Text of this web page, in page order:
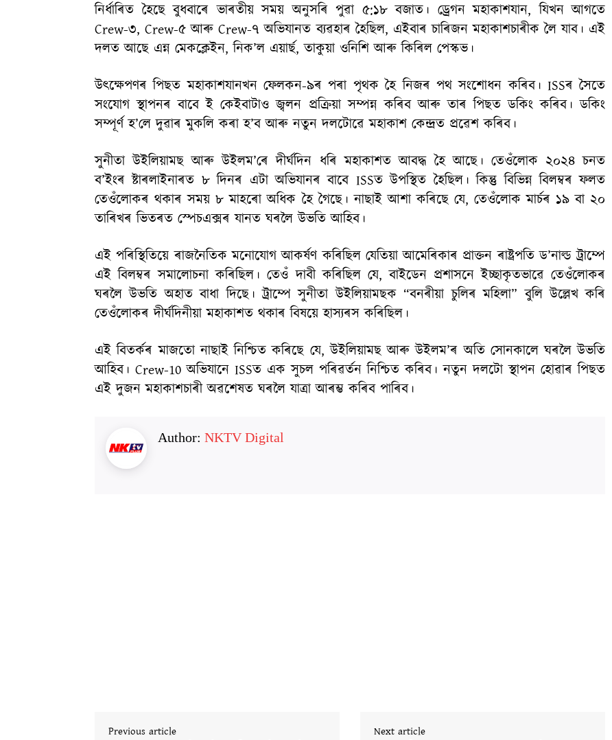
নিৰ্ধাৰিত হৈছে বুধবাৰে ভাৰতীয় সময় অনুসৰি পুৱা ৫:১৮ বজাত। ড্ৰেগন মহাকাশযান, যিখন আগতে
Crew-৩, Crew-৫ আৰু Crew-৭ অভিযানত ব্যৱহাৰ হৈছিল, এইবাৰ চাৰিজন মহাকাশচাৰীক লৈ যাব। এই
দলত আছে এন্ন মেকক্লেইন, নিক’ল এয়াৰ্ছ, তাকুয়া ওনিশি আৰু কিৰিল পেস্কভ।
উৎক্ষেপণৰ পিছত মহাকাশযানখন ফেলকন-৯ৰ পৰা পৃথক হৈ নিজৰ পথ সংশোধন কৰিব। ISSৰ সৈতে
সংযোগ স্থাপনৰ বাবে ই কেইবাটাও জ্বলন প্ৰক্ৰিয়া সম্পন্ন কৰিব আৰু তাৰ পিছত ডকিং কৰিব। ডকিং
সম্পূৰ্ণ হ’লে দুৱাৰ মুকলি কৰা হ’ব আৰু নতুন দলটোৱে মহাকাশ কেন্দ্ৰত প্ৰৱেশ কৰিব।
সুনীতা উইলিয়ামছ আৰু উইলম’ৰে দীৰ্ঘদিন ধৰি মহাকাশত আবদ্ধ হৈ আছে। তেওঁলোক ২০২৪ চনত
ব’ইংৰ ষ্টাৰলাইনাৰত ৮ দিনৰ এটা অভিযানৰ বাবে ISSত উপস্থিত হৈছিল। কিন্তু বিভিন্ন বিলম্বৰ ফলত
তেওঁলোকৰ থকাৰ সময় ৮ মাহৰো অধিক হৈ গৈছে। নাছাই আশা কৰিছে যে, তেওঁলোক মাৰ্চৰ ১৯ বা ২০
তাৰিখৰ ভিতৰত স্পেচএক্সৰ যানত ঘৰলৈ উভতি আহিব।
এই পৰিস্থিতিয়ে ৰাজনৈতিক মনোযোগ আকৰ্ষণ কৰিছিল যেতিয়া আমেৰিকাৰ প্ৰাক্তন ৰাষ্ট্ৰপতি ড’নাল্ড ট্ৰাম্পে
এই বিলম্বৰ সমালোচনা কৰিছিল। তেওঁ দাবী কৰিছিল যে, বাইডেন প্ৰশাসনে ইচ্ছাকৃতভাৱে তেওঁলোকৰ
ঘৰলৈ উভতি অহাত বাধা দিছে। ট্ৰাম্পে সুনীতা উইলিয়ামছক “বনৰীয়া চুলিৰ মহিলা” বুলি উল্লেখ কৰি
তেওঁলোকৰ দীৰ্ঘদিনীয়া মহাকাশত থকাৰ বিষয়ে হাস্যৰস কৰিছিল।
এই বিতৰ্কৰ মাজতো নাছাই নিশ্চিত কৰিছে যে, উইলিয়ামছ আৰু উইলম’ৰ অতি সোনকালে ঘৰলৈ উভতি
আহিব। Crew-10 অভিযানে ISSত এক সুচল পৰিৱৰ্তন নিশ্চিত কৰিব। নতুন দলটো স্থাপন হোৱাৰ পিছত
এই দুজন মহাকাশচাৰী অৱশেষত ঘৰলৈ যাত্ৰা আৰম্ভ কৰিব পাৰিব।
Author: NKTV Digital
Previous article Next article